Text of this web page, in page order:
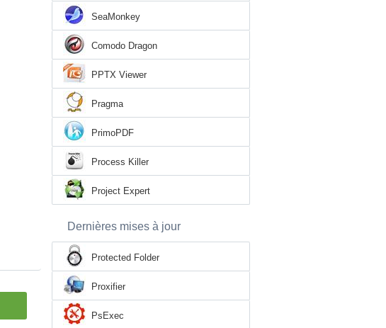
SeaMonkey
Comodo Dragon
PPTX Viewer
Pragma
PrimoPDF
Process Killer
Project Expert
Dernières mises à jour
Protected Folder
Proxifier
PsExec